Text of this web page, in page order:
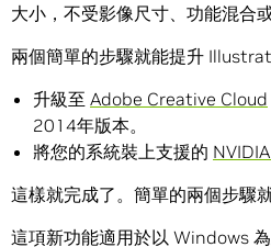
大小，不受影像尺寸、功能混合
兩個簡單的步驟就能提升
升級至 Adobe Creative Cloud
2014年版本。
將您的系統裝上支援的
這樣就完成了。簡單的兩個步驟
這項新功能適用於以 Windows